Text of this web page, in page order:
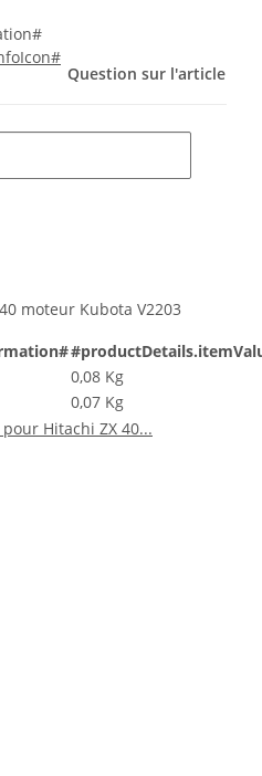
Question sur l'article
moteur Kubota V2203
0,08 Kg
0,07 Kg